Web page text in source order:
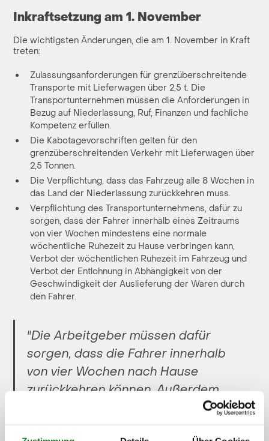
Inkraftsetzung am 1. November
Die wichtigsten Änderungen, die am 1. November in Kraft
treten:
Zulassungsanforderungen für grenzüberschreitende
Transporte mit Lieferwagen über 2,5 t. Die
Transportunternehmen müssen die Anforderungen in
Bezug auf Niederlassung, Ruf, Finanzen und fachliche
Kompetenz erfüllen.
Die Kabotagevorschriften gelten für den
grenzüberschreitenden Verkehr mit Lieferwagen über
2,5 Tonnen.
Die Verpflichtung, dass das Fahrzeug alle 8 Wochen in
das Land der Niederlassung zurückkehren muss.
Verpflichtung des Transportunternehmens, dafür zu
sorgen, dass der Fahrer innerhalb eines Zeitraums
von vier Wochen mindestens eine normale
wöchentliche Ruhezeit zu Hause verbringen kann,
Verbot der wöchentlichen Ruhezeit im Fahrzeug und
Verbot der Entlohnung in Abhängigkeit von der
Geschwindigkeit der Auslieferung der Waren durch
den Fahrer.
"Die Arbeitgeber müssen dafür
sorgen, dass die Fahrer innerhalb
von vier Wochen nach Hause
zurückkehren können. Außerdem
internationalen Verkehr mindestens